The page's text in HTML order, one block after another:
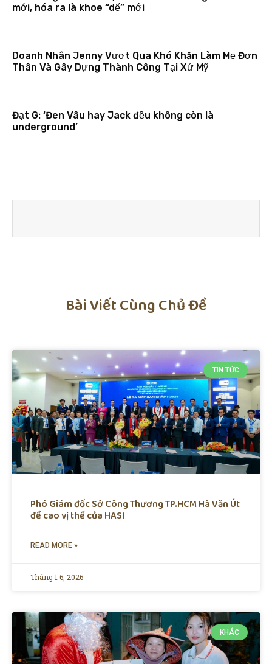
mới, hóa ra là khoe “dế” mới
Doanh Nhân Jenny Vượt Qua Khó Khăn Làm Mẹ Đơn
Thân Và Gây Dựng Thành Công Tại Xứ Mỹ
Đạt G: ‘Đen Vâu hay Jack đều không còn là
underground’
Bài Viết Cùng Chủ Đề
TIN TỨC
Phó Giám đốc Sở Công Thương TP.HCM Hà Văn Út
đề cao vị thế của HASI
READ MORE »
Tháng 1 6, 2026
KHÁC